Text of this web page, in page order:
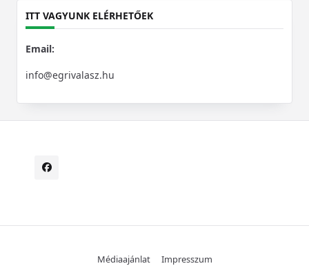
ITT VAGYUNK ELÉRHETŐEK
Email:
info@egrivalasz.hu
Médiaajánlat Impresszum